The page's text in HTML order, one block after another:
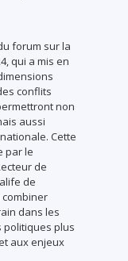
forum sur la
qui a mis en
conflits
non
aussi
Cette
par le
de
de
dans les
politiques plus
aux enjeux